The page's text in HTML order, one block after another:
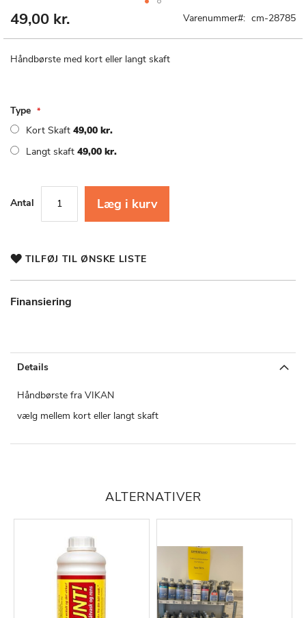
49,00 kr. Varenummer cm-28785
Håndbørste med kort eller langt skaft
Type
Kort Skaft 49,00 kr.
Langt skaft 49,00 kr.
Antal Læg i kurv
TILFØJ TIL ØNSKE LISTE
Finansiering
Gå
af
Details
Håndbørste fra VIKAN
vælg mellem kort eller langt skaft
ALTERNATIVER